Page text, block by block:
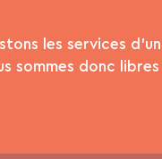
les services
sommes donc